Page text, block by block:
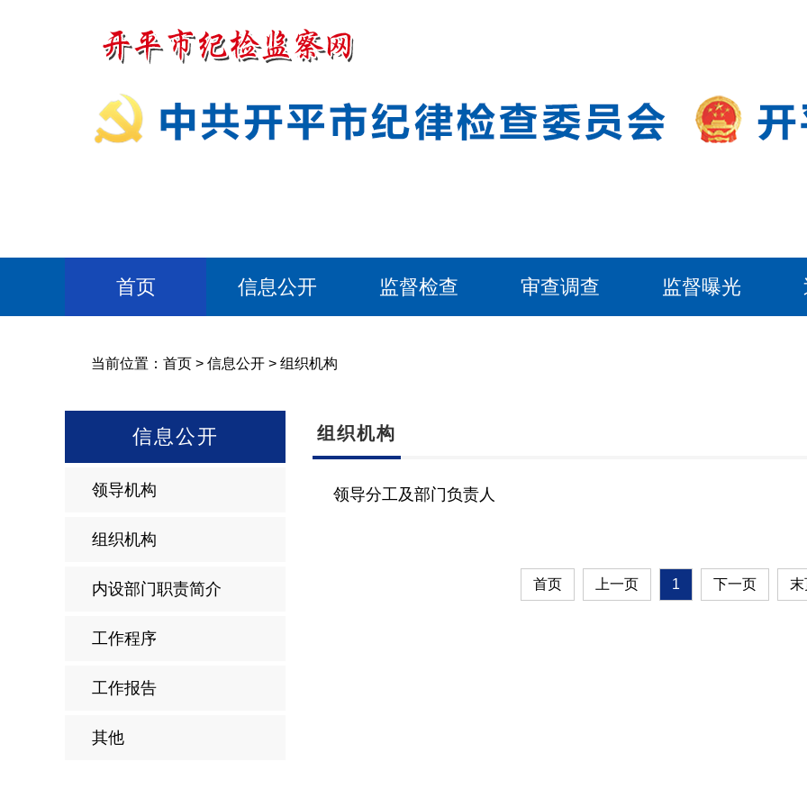
首页 信息公开 监督检查 审查调查 监督曝光
当前位置： 首页 > 信息公开 > 组织机构
信息公开
领导机构
组织机构
内设部门职责简介
工作程序
工作报告
其他
组织机构
领导分工及部门负责人
首页 上一页 1 下一页